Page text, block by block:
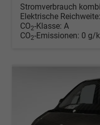
Stromverbrauch
Elektrische Reichweite:
CO2-Klasse: A
CO2-Emissionen: 0 g/